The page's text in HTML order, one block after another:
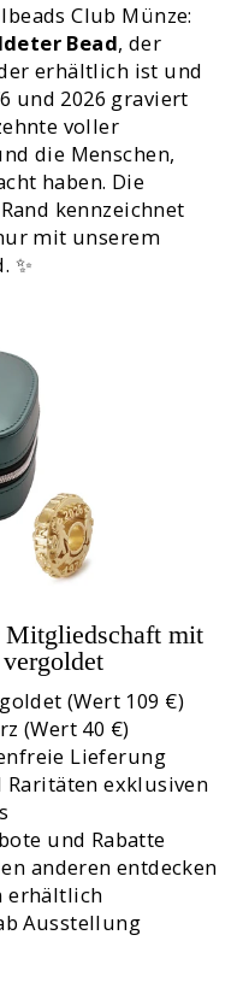
Club Münze:
Bead, der
erhältlich ist und
und 2026 graviert
voller
die Menschen,
haben. Die
kennzeichnet
mit unserem
✨
Mitgliedschaft mit
(Wert 109 €)
(Wert 40 €)
Lieferung
Raritäten exklusiven
und Rabatte
anderen entdecken
erhältlich
Ausstellung